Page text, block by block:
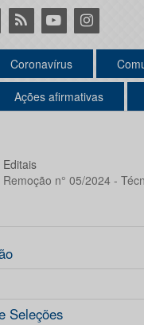
RSS YoutubeInstagram
Coronavírus
Ações afirmativas
Editais
Remoção n° 05/2024 -
Seleções